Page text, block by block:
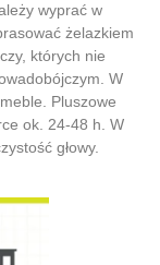
wyprać w
żelazkiem
których nie
W
Pluszowe
ok. 24-48 h. W
głowy.